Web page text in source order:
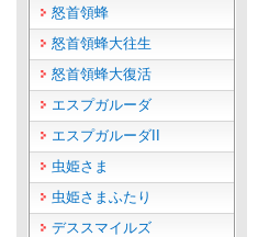
怒首領蜂
怒首領蜂大往生
怒首領蜂大復活
エスプガルーダ
エスプガルーダII
虫姫さま
虫姫さまふたり
デススマイルズ